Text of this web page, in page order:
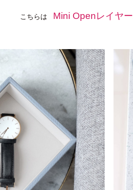
こちらは Mini Openレイヤ